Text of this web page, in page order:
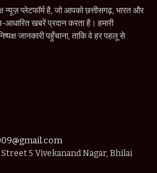
न्यूज़ प्लेटफॉर्म है, जो आपको छत्तीसगढ़, भारत और
खबरें प्रदान करता है। हमारी
जानकारी पहुँचाना, ताकि वे हर पहलू से
Street 5 Vivekanand Nagar, Bhilai